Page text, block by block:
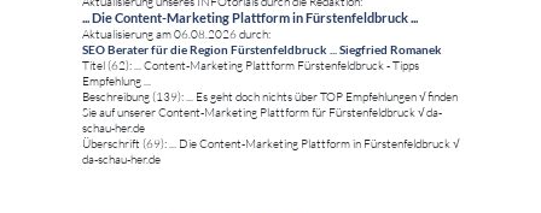
... Die Content-Marketing Plattform in Fürstenfeldbruck ...
Aktualisierung am 06.08.2026 durch:
SEO Berater für die Region Fürstenfeldbruck ... Siegfried Romanek
Titel (62): ... Content-Marketing Plattform Fürstenfeldbruck - Tipps
Empfehlung ...
Beschreibung (139): ... Es geht doch nichts über TOP Empfehlungen √ finden
Sie auf unserer Content-Marketing Plattform für Fürstenfeldbruck √ da-
schau-her.de
Überschrift (69): ... Die Content-Marketing Plattform in Fürstenfeldbruck √
da-schau-her.de